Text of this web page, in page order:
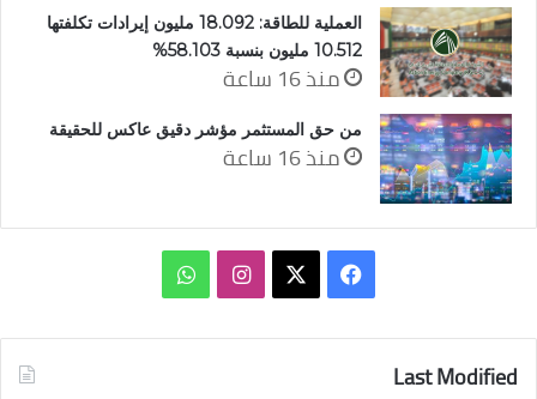
العملية للطاقة: 18.092 مليون إيرادات تكلفتها
10.512 مليون بنسبة 58.103%
منذ 16 ساعة
من حق المستثمر مؤشر دقيق عاكس للحقيقة
منذ 16 ساعة
فيسبوك انستقرامواتساب
Last Modified